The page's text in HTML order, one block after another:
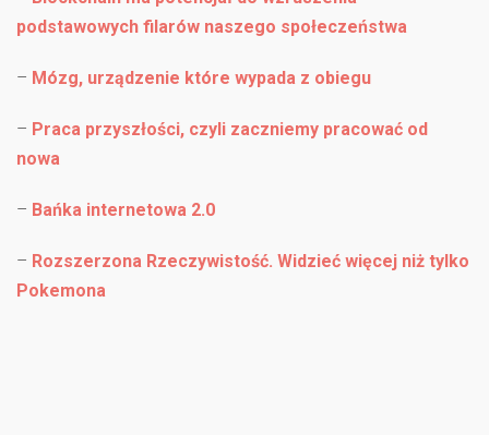
podstawowych filarów naszego społeczeństwa
– Mózg, urządzenie które wypada z obiegu
– Praca przyszłości, czyli zaczniemy pracować od
nowa
– Bańka internetowa 2.0
– Rozszerzona Rzeczywistość. Widzieć więcej niż tylko
Pokemona